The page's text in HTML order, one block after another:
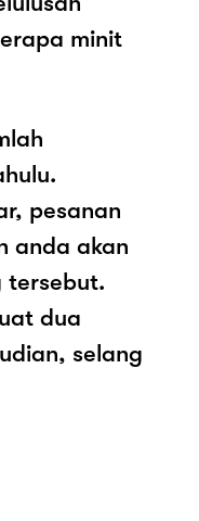
minit
pesanan
anda akan
tersebut.
dua
selang